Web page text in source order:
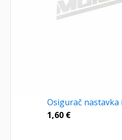
Osigurač nastavka
1,60 €